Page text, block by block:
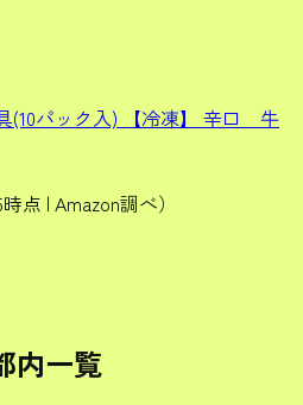
(10パック入) 【冷凍】 辛口 牛
点 | Amazon調べ）
内一覧